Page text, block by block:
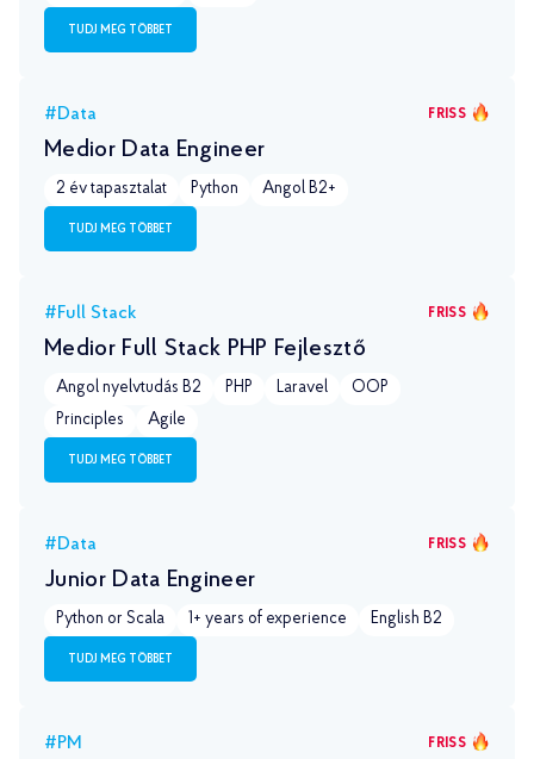
TUDJ MEG TÖBBET
FRISS
#Data
Medior Data Engineer
2 év tapasztalat Python Angol B2+
TUDJ MEG TÖBBET
FRISS
#Full Stack
Medior Full Stack PHP Fejlesztő
Angol nyelvtudás B2 PHP Laravel
OOP
Principles
Agile
TUDJ MEG TÖBBET
FRISS
#Data
Junior Data Engineer
Python or Scala 1+ years of experience English B2
TUDJ MEG TÖBBET
FRISS
#PM